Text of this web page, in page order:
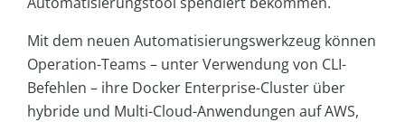
Mit dem neuen Automatisierungswerkzeug können
Operation-Teams – unter Verwendung von CLI-
Befehlen – ihre Docker Enterprise-Cluster über
hybride und Multi-Cloud-Anwendungen auf AWS,